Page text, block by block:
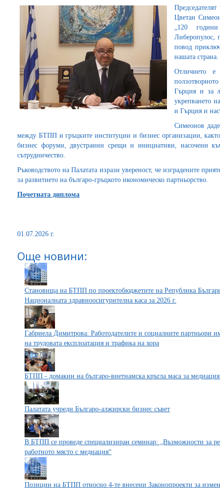
Цветан
„120
Либеропулос,
повод
нашата страна.
Отличието
Гърция и за
укрепването
и Гърция и
Симеонов
между БТПП и гръцките институции и бизнес организации,
бизнес форуми, двустранни срещи и инициативи, насочени
сътрудничество.
Ръководството на Палатата изрази увереност, че изградените
за развитието на българо-гръцкото икономическо партньорство.
Почетната диплома
01.07.2026 г.
Още новини:
Становища на БТПП по проектобюджетите на Република
Националната здравноосигурителна каса за 2026 г.
Габриела Димитрова: Работодателите и социалните партньори
на трудовата експлоатация и трафика на хора
БТПП - домакин на българо-виетнамска кръгла маса за
Палатата учреди Българо-алжирски бизнес съвет
В БТПП се проведе специализиран семинар: „Възможности за
работното място с медиация“
Позиции на БТПП относно 4-те внесени Законопроекти за